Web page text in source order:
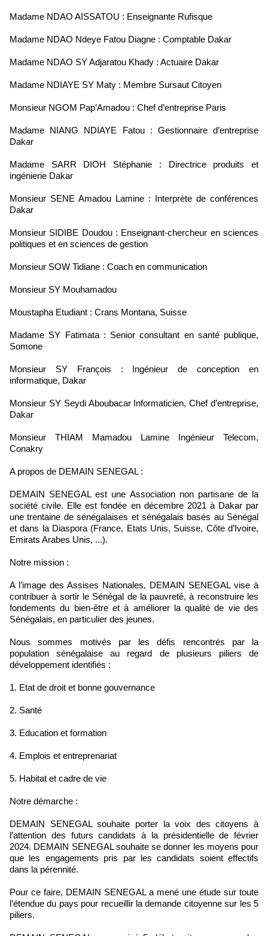
Madame NDAO AISSATOU : Enseignante Rufisque
Madame NDAO Ndeye Fatou Diagne : Comptable Dakar
Madame NDAO SY Adjaratou Khady : Actuaire Dakar
Madame NDIAYE SY Maty : Membre Sursaut Citoyen
Monsieur NGOM Pap’Amadou : Chef d’entreprise Paris
Madame NIANG NDIAYE Fatou : Gestionnaire d’entreprise
Dakar
Madame SARR DIOH Stéphanie : Directrice produits et
ingénierie Dakar
Monsieur SENE Amadou Lamine : Interprète de conférences
Dakar
Monsieur SIDIBE Doudou : Enseignant-chercheur en sciences
politiques et en sciences de gestion
Monsieur SOW Tidiane : Coach en communication
Monsieur SY Mouhamadou
Moustapha Etudiant : Crans Montana, Suisse
Madame SY Fatimata : Senior consultant en santé publique,
Somone
Monsieur SY François : Ingénieur de conception en
informatique, Dakar
Monsieur SY Seydi Aboubacar Informaticien, Chef d’entreprise,
Dakar
Monsieur THIAM Mamadou Lamine Ingénieur Telecom,
Conakry
A propos de DEMAIN SENEGAL :
DEMAIN SENEGAL est une Association non partisane de la
société civile. Elle est fondée en décembre 2021 à Dakar par
une trentaine de sénégalaises et sénégalais basés au Sénégal
et dans la Diaspora (France, Etats Unis, Suisse, Côte d’Ivoire,
Emirats Arabes Unis, ...).
Notre mission :
A l’image des Assises Nationales, DEMAIN SENEGAL vise à
contribuer à sortir le Sénégal de la pauvreté, à reconstruire les
fondements du bien-être et à améliorer la qualité de vie des
Sénégalais, en particulier des jeunes.
Nous sommes motivés par les défis rencontrés par la
population sénégalaise au regard de plusieurs piliers de
développement identifiés :
1. Etat de droit et bonne gouvernance
2. Santé
3. Education et formation
4. Emplois et entreprenariat
5. Habitat et cadre de vie
Notre démarche :
DEMAIN SENEGAL souhaite porter la voix des citoyens à
l’attention des futurs candidats à la présidentielle de février
2024. DEMAIN SENEGAL souhaite se donner les moyens pour
que les engagements pris par les candidats soient effectifs
dans la pérennité.
Pour ce faire, DEMAIN SENEGAL a mené une étude sur toute
l’étendue du pays pour recueillir la demande citoyenne sur les 5
piliers.